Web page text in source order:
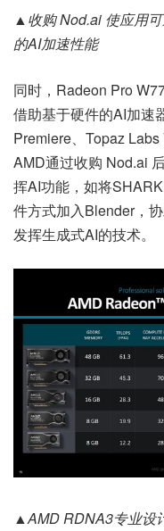
▲收购 Nod.ai 使应用
的AI加速性能
同时，Radeon Pro
借助基于硬件的AI加速
Premiere、Topaz
AMD通过收购 Nod.ai
挥AI功能，如将
件方式加入Blender，
发挥生成式AI的技术。
▲AMD RDNA3专业设